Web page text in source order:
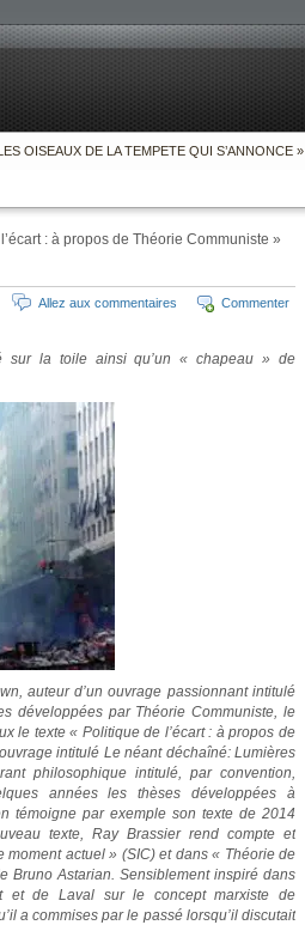
OISEAUX DE LA TEMPETE QUI S’ANNONCE »
: à propos de Théorie Communiste »
Commenter
Allez aux commentaires
sur la toile ainsi qu’un « chapeau » de
auteur d’un ouvrage passionnant intitulé
développées par Théorie Communiste, le
le texte « Politique de l’écart : à propos de
intitulé Le néant déchaîné: Lumières
philosophique intitulé, par convention,
années les thèses développées à
témoigne par exemple son texte de 2014
texte, Ray Brassier rend compte et
actuel » (SIC) et dans « Théorie de
Bruno Astarian. Sensiblement inspiré dans
et de Laval sur le concept marxiste de
a commises par le passé lorsqu’il discutait